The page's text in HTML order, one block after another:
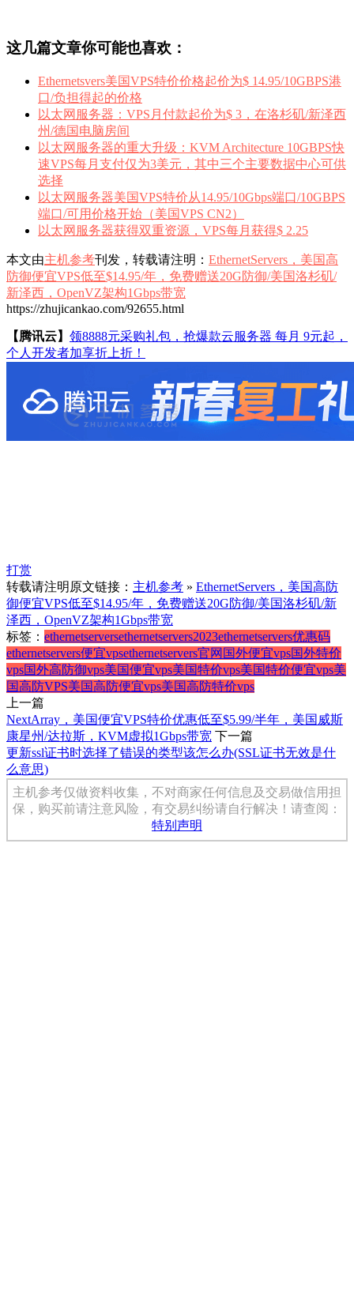
这几篇文章你可能也喜欢：
Ethernetsvers美国VPS特价价格起价为$ 14.95/10GBPS港
口/负担得起的价格
以太网服务器：VPS月付款起价为$ 3，在洛杉矶/新泽西
州/德国电脑房间
以太网服务器的重大升级：KVM Architecture 10GBPS快
速VPS每月支付仅为3美元，其中三个主要数据中心可供
选择
以太网服务器美国VPS特价从14.95/10Gbps端口/10GBPS
端口/可用价格开始（美国VPS CN2）
以太网服务器获得双重资源，VPS每月获得$ 2.25
本文由主机参考刊发，转载请注明： EthernetServers，美国高
防御便宜VPS低至$14.95/年，免费赠送20G防御/美国洛杉矶/
新泽西，OpenVZ架构1Gbps带宽
https://zhujicankao.com/92655.html
【腾讯云】 领8888元采购礼包，抢爆款云服务器 每月 9元起，
个人开发者加享折上折！
打赏
转载请注明原文链接： 主机参考 » EthernetServers，美国高防
御便宜VPS低至$14.95/年，免费赠送20G防御/美国洛杉矶/新
泽西，OpenVZ架构1Gbps带宽
标签： ethernetserversethernetservers2023ethernetservers优惠码
ethernetservers便宜vpsethernetservers官网 国外便宜vps国外特价
vps国外高防御vps美国便宜vps美国特价vps美国特价便宜vps美
国高防VPS美国高防便宜vps美国高防特价vps
上一篇
NextArray，美国便宜VPS特价优惠低至$5.99/半年，美国威斯
康星州/达拉斯，KVM虚拟1Gbps带宽 下一篇
更新ssl证书时选择了错误的类型该怎么办(SSL证书无效是什
么意思)
主机参考仅做资料收集，不对商家任何信息及交易做信用担
保，购买前请注意风险，有交易纠纷请自行解决！请查阅：
特别声明